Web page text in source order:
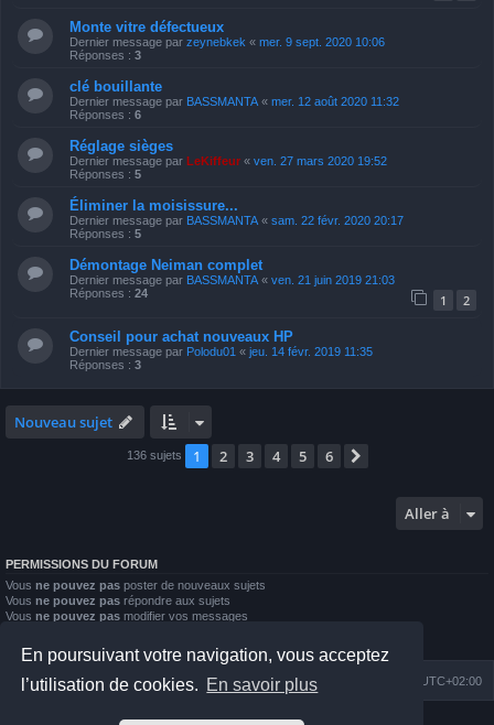
En poursuivant votre navigation, vous acceptez
l’utilisation de cookies. En savoir plus
Monte vitre défectueux
Dernier message par zeynebkek « mer. 9 sept. 2020 10:06
Réponses : 3
clé bouillante
Dernier message par BASSMANTA « mer. 12 août 2020 11:32
Réponses : 6
Réglage sièges
Dernier message par LeKiffeur « ven. 27 mars 2020 19:52
Réponses : 5
Éliminer la moisissure...
Dernier message par BASSMANTA « sam. 22 févr. 2020 20:17
Réponses : 5
Démontage Neiman complet
Dernier message par BASSMANTA « ven. 21 juin 2019 21:03
Réponses : 24 1 2
Conseil pour achat nouveaux HP
Dernier message par Polodu01 « jeu. 14 févr. 2019 11:35
Réponses : 3
Nouveau sujet
136 sujets 1 2 3 4 5 6
Aller à
PERMISSIONS DU FORUM
Vous ne pouvez pas poster de nouveaux sujets
Vous ne pouvez pas répondre aux sujets
Vous ne pouvez pas modifier vos messages
Vous
ne pouvez pas joindre des fichiers
Index du forum UTC+02:00
Nous contacter
Développé parphpBB® Forum Software © phpBB Limited